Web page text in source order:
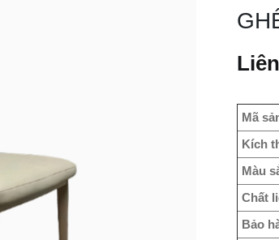
Mã
Kích
Màu
Chất
Bảo